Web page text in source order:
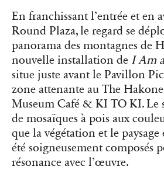
En franchissant l’entrée et en
Round Plaza, le regard se
panorama des montagnes de
nouvelle installation de I Am
situe juste avant le Pavillon
zone attenante au The
Museum Café & KI TO KI. Le
de mosaïques à pois aux
que la végétation et le
été soigneusement composés
résonance avec l’œuvre.